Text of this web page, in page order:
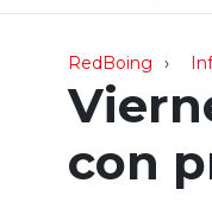
RedBoing
con